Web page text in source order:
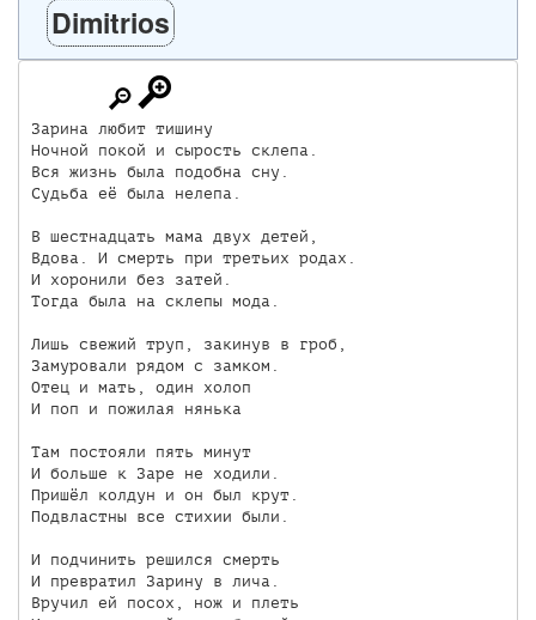
Dimitrios
Зарина любит тишину
Ночной покой и сырость склепа.
Вся жизнь была подобна сну.
Судьба её была нелепа.
В шестнадцать мама двух детей,
Вдова. И смерть при третьих родах.
И хоронили без затей.
Тогда была на склепы мода.
Лишь свежий труп, закинув в гроб,
Замуровали рядом с замком.
Отец и мать, один холоп
И поп и пожилая нянька
Там постояли пять минут
И больше к Заре не ходили.
Пришёл колдун и он был крут.
Подвластны все стихии были.
И подчинить решился смерть
И превратил Зарину в лича.
Вручил ей посох, нож и плеть